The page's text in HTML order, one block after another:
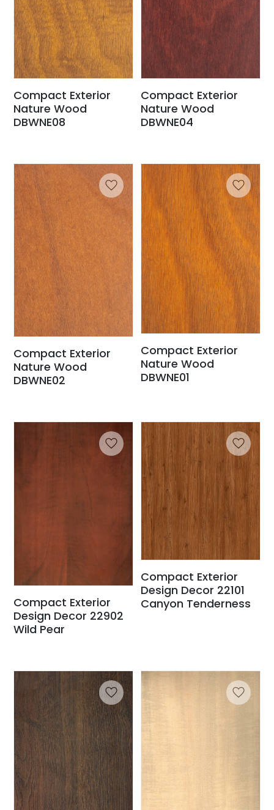
Compact Exterior
Nature Wood
DBWNE08
Compact Exterior
Nature Wood
DBWNE04
Compact Exterior
Nature Wood
DBWNE02
Compact Exterior
Nature Wood
DBWNE01
Compact Exterior
Design Decor 22902
Wild Pear
Compact Exterior
Design Decor 22101
Canyon Tenderness